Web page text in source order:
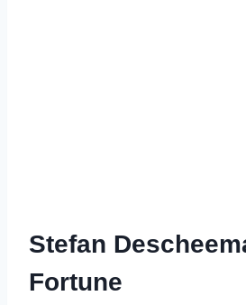
Stefan
Fortune